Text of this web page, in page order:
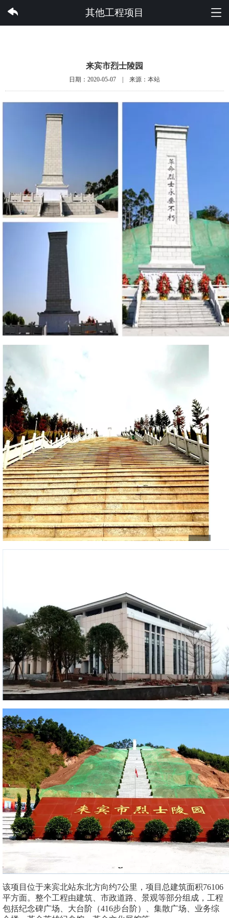
云开体育集团有限公司
其他工程项目
来宾市烈士陵园
日期：2020-05-07 | 来源：本站
该项目位于来宾北站东北方向约7公里，项目总建筑面积76106
平方面。整个工程由建筑、市政道路、景观等部分组成，工程
包括纪念碑广场、大台阶（416步台阶）、集散广场、业务综